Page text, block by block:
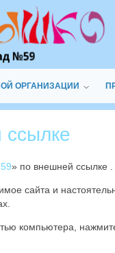
ОРГАНИЗАЦИИ
» по внешней ссылке
сайта и
компьютера,